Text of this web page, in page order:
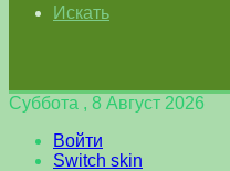
Искать
Суббота , 8 Август 2026
Войти
Switch skin